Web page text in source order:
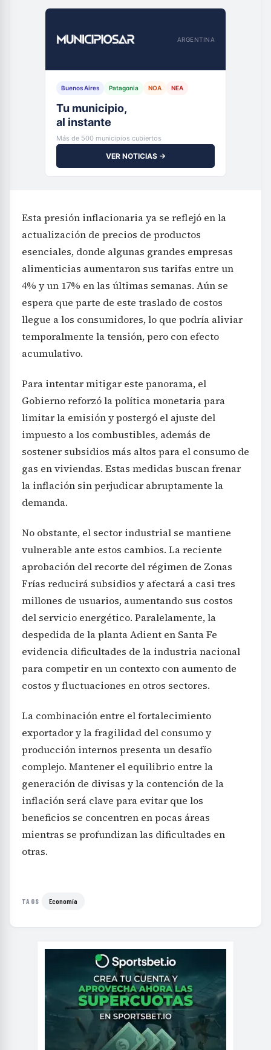
ARGENTINA
Buenos Aires Patagonia NOA NEA
Tu municipio,
al instante
Más de 500 municipios cubiertos
VER NOTICIAS →
Esta presión inflacionaria ya se reflejó en la
actualización de precios de productos
esenciales, donde algunas grandes empresas
alimenticias aumentaron sus tarifas entre un
4% y un 17% en las últimas semanas. Aún se
espera que parte de este traslado de costos
llegue a los consumidores, lo que podría aliviar
temporalmente la tensión, pero con efecto
acumulativo.
Para intentar mitigar este panorama, el
Gobierno reforzó la política monetaria para
limitar la emisión y postergó el ajuste del
impuesto a los combustibles, además de
sostener subsidios más altos para el consumo de
gas en viviendas. Estas medidas buscan frenar
la inflación sin perjudicar abruptamente la
demanda.
No obstante, el sector industrial se mantiene
vulnerable ante estos cambios. La reciente
aprobación del recorte del régimen de Zonas
Frías reducirá subsidios y afectará a casi tres
millones de usuarios, aumentando sus costos
del servicio energético. Paralelamente, la
despedida de la planta Adient en Santa Fe
evidencia dificultades de la industria nacional
para competir en un contexto con aumento de
costos y fluctuaciones en otros sectores.
La combinación entre el fortalecimiento
exportador y la fragilidad del consumo y
producción internos presenta un desafío
complejo. Mantener el equilibrio entre la
generación de divisas y la contención de la
inflación será clave para evitar que los
beneficios se concentren en pocas áreas
mientras se profundizan las dificultades en
otras.
TAGS Economía